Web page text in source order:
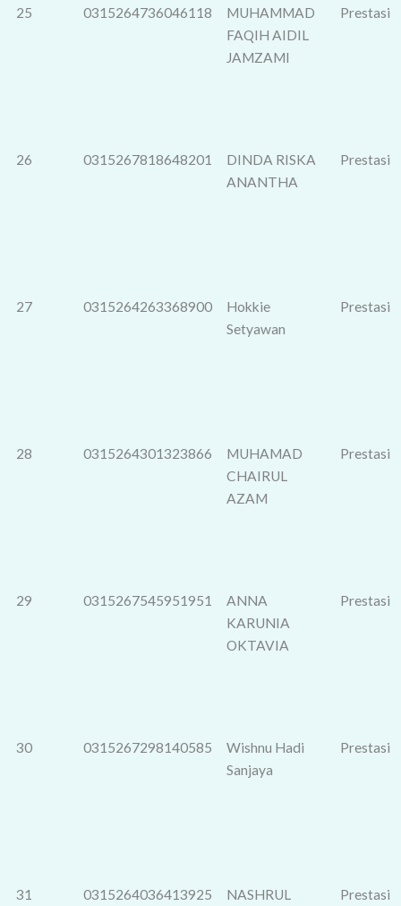
25 0315264736046118
MUHAMMAD
FAQIH AIDIL
JAMZAMI
Prestasi
26 0315267818648201
DINDA RISKA
ANANTHA
Prestasi
27 0315264263368900
Hokkie
Setyawan
Prestasi
28 0315264301323866
MUHAMAD
CHAIRUL
AZAM
Prestasi
29 0315267545951951
ANNA
KARUNIA
OKTAVIA
Prestasi
30 0315267298140585
Wishnu Hadi
Sanjaya
Prestasi
31 0315264036413925
NASHRUL
Prestasi